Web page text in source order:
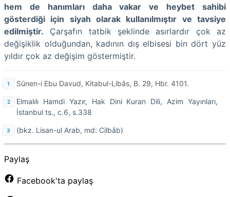
hem de hanımları daha vakar ve heybet sahibi
gösterdiği için siyah olarak kullanılmıştır ve tavsiye
edilmiştir. Çarşafın tatbik şeklinde asırlardır çok az
değişiklik olduğundan, kadının dış elbisesi bin dört yüz
yıldır çok az değişim göstermiştir.
Sünen-i Ebu Davud, Kitabul-Libâs, B. 29, Hbr. 4101.
Elmalılı Hamdi Yazır, Hak Dini Kuran Dili, Azim Yayınları,
İstanbul ts., c.6, s.338
(bkz. Lisan-ul Arab, md: Cilbâb)
Paylaş
Facebook'ta paylaş